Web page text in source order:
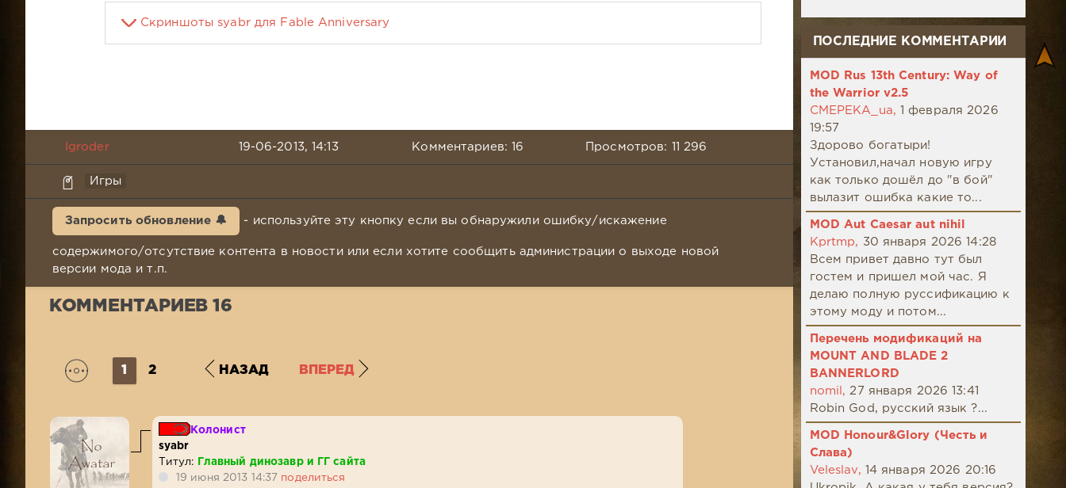
Скриншоты syabr для Fable Anniversary
Igroder 19-06-2013, 14:13 Комментариев: 16 Просмотров: 11 296
Игры
Запросить обновление 🔔 - используйте эту кнопку если вы обнаружили ошибку/искажение
содержимого/отсутствие контента в новости или если хотите сообщить администрации о выходе новой
версии мода и т.п.
КОММЕНТАРИЕВ 16
1 2 НАЗАД ВПЕРЕД
Колонист
syabr
Титул:
Главный динозавр и ГГ сайта
19 июня 2013 14:37 поделиться
ПОСЛЕДНИЕ КОММЕНТАРИИ
MOD Rus 13th Century: Way of
the Warrior v2.5
CMEPEKA_ua,
1 февраля 2026
19:57
Здорово богатыри!
Установил,начал новую игру
как только дошёл до "в бой"
вылазит ошибка какие то...
MOD Aut Caesar aut nihil
Kprtmp,
30 января 2026 14:28
Всем привет давно тут был
гостем и пришел мой час. Я
делаю полную руссификацию к
этому моду и потом...
Перечень модификаций на
MOUNT AND BLADE 2
BANNERLORD
nomil, 27 января 2026 13:41
Robin God, русский язык ?...
MOD Honour&Glory (Честь и
Слава)
Veleslav,
14 января 2026 20:16